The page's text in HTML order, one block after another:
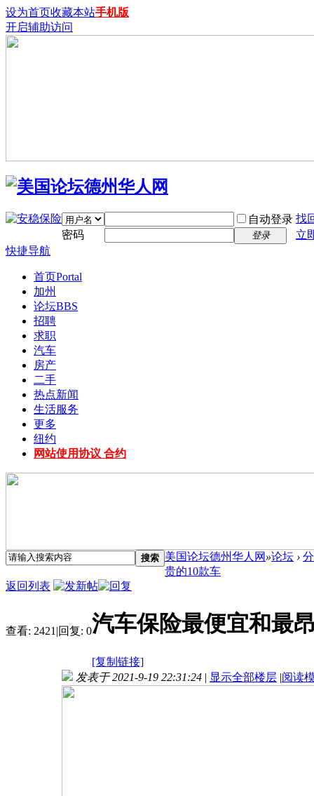
设为首页收藏本站手机版
开启辅助访问
自动登录 找
密码
登录
立
快捷导航
首页Portal
加州
论坛BBS
招聘
求职
汽车
房产
二手
热点新闻
生活服务
更多
纽约
网站使用协议 合约
搜索 美国论坛德州华人网 »论坛 ›
贵的10款车
返回列表
查看: 2421 |回复: 0汽车保险最便宜和最
[复制链接]
发表于 2021-9-19 22:31:24 | 显示全部楼层 |阅读